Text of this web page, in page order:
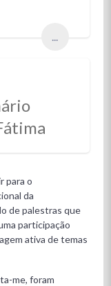
...
para o
da
de palestras que
participação
ativa de temas
me, foram